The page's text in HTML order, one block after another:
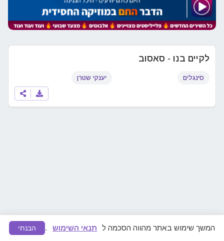
המשך שימוש באתר מהווה הסכמה ל תנאי השימוש . הבנתי
לקיים בנו - סאסוב
סינגלים יענקי שטרן
מצאתם תוכן לא ראוי או הפרת זכויות יוצרים? ונפעל להסרה מיידית.